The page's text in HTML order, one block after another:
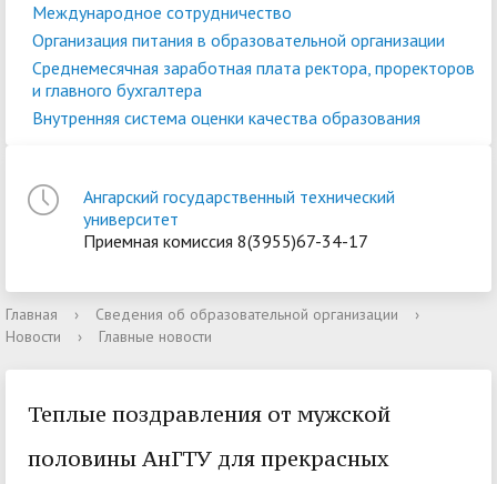
Международное сотрудничество
Организация питания в образовательной организации
Среднемесячная заработная плата ректора, проректоров
и главного бухгалтера
Внутренняя система оценки качества образования
Ангарский государственный технический
университет
Приемная комиссия 8(3955)67-34-17
Главная › Сведения об образовательной организации
›
Новости
› Главные новости
Теплые поздравления от мужской
половины АнГТУ для прекрасных